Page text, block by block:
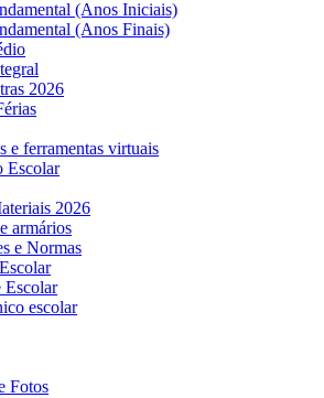
(Anos Iniciais)
(Anos Finais)
2026
e ferramentas virtuais
Escolar
2026
armários
e Normas
Escolar
escolar
Fotos